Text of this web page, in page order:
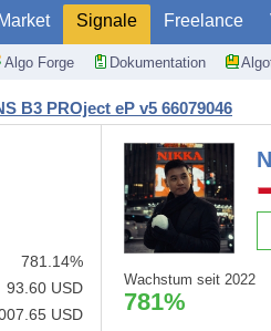
Market Signale Freelance
Algo Forge Dokumentation
B3 PROject eP v5 66079046
781.14%
93.60 USD
USD
Wachstum seit 2022
781%